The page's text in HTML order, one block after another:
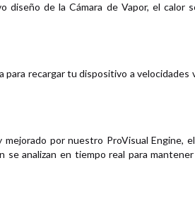
de la Cámara de Vapor, el calor
para recargar tu dispositivo a
por nuestro ProVisual Engine,
analizan en tiempo real para